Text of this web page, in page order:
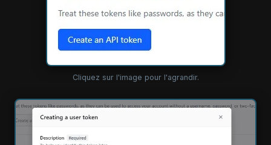
Cliquez sur l'image pour l'agrandir.